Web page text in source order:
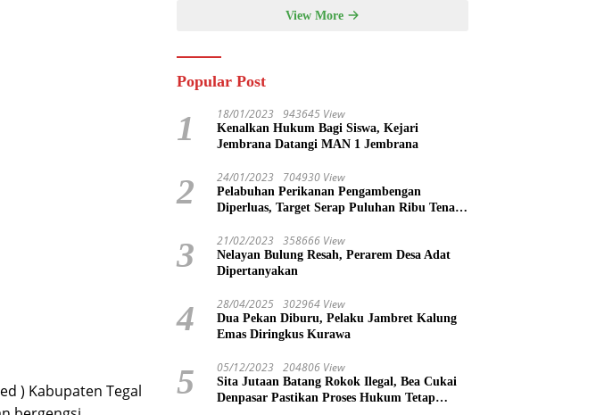
) Kabupaten Tegal
Gilimanuk
View More
Popular Post
1 18/01/2023 943645 View
Kenalkan Hukum Bagi Siswa, Kejari
Jembrana Datangi MAN 1 Jembrana
2 24/01/2023 704930 View
Pelabuhan Perikanan Pengambengan
Diperluas, Target Serap Puluhan Ribu Tenaga
3 21/02/2023 358666 View
Nelayan Bulung Resah, Perarem Desa Adat
Dipertanyakan
4 28/04/2025 302964 View
Dua Pekan Diburu, Pelaku Jambret Kalung
Emas Diringkus Kurawa
5 05/12/2023 204806 View
Sita Jutaan Batang Rokok Ilegal, Bea Cukai
Denpasar Pastikan Proses Hukum Tetap